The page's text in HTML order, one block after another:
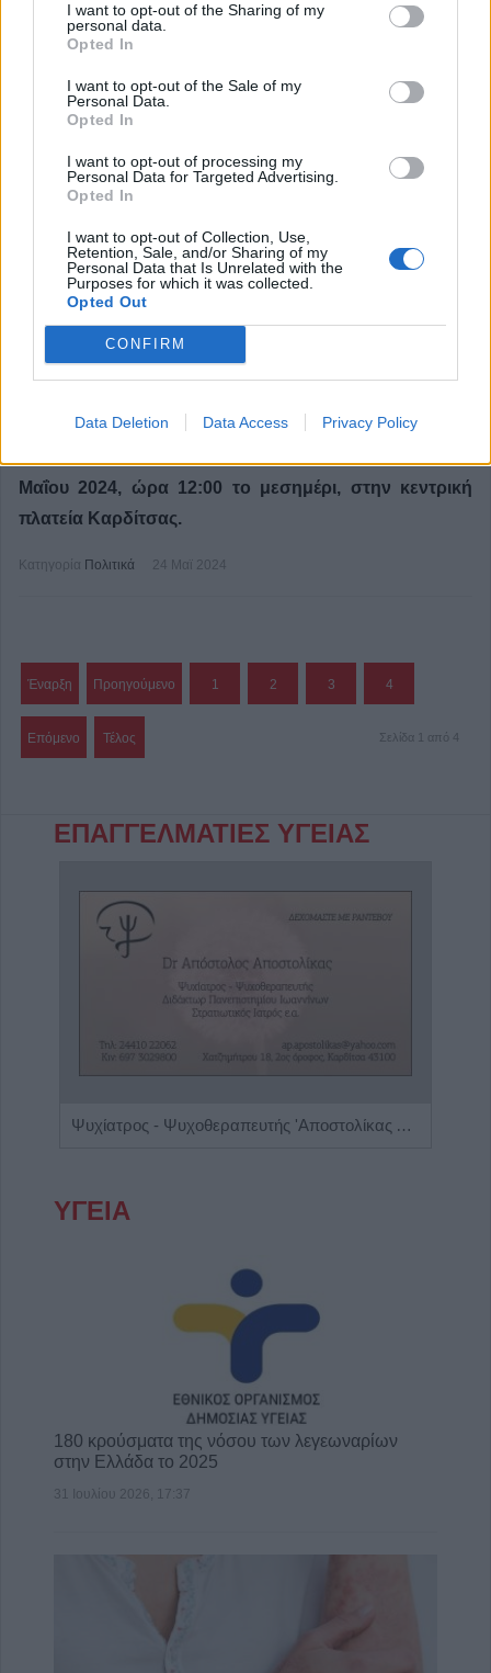
I want to opt-out of the Sharing of my
personal data.
Opted In
I want to opt-out of the Sale of my
Personal Data.
Opted In
I want to opt-out of processing my
Personal Data for Targeted Advertising.
Opted In
I want to opt-out of Collection, Use,
Retention, Sale, and/or Sharing of my
Personal Data that Is Unrelated with the
Purposes for which it was collected.
Opted Out
CONFIRM
Data Deletion Data Access Privacy Policy
ΣΥΡΙΖΑ - ΠΣ: Εγκαίνια εκλογικού
περιπτέρου στην Καρδίτσα
Με το βλέμμα στραμμένο στην εκλογική αναμέτρηση των
Καρδίτσας του ΣΥΡΙΖΑ -Προοδευτική Συμμαχία,
Μαΐου 2024, ώρα 12:00 το μεσημέρι, στην κεντρική
πλατεία Καρδίτσας.
Κατηγορία Πολιτικά 24 Μαϊ 2024
Έναρξη Προηγούμενο 1 2 3 4
Επόμενο Τέλος Σελίδα 1 από 4
ΕΠΑΓΓΕΛΜΑΤΙΕΣ ΥΓΕΙΑΣ
Ψυχίατρος - Ψυχοθεραπευτής 'Αποστολίκας Απόστολος'
ΥΓΕΙΑ
180 κρούσματα της νόσου των λεγεωναρίων
στην Ελλάδα το 2025
31 Ιουλίου 2026, 17:37